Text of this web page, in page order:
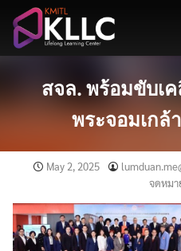
content
สจล. พร้อมขับเ
พระจอมเกล้
May 2, 2025
จดหมา